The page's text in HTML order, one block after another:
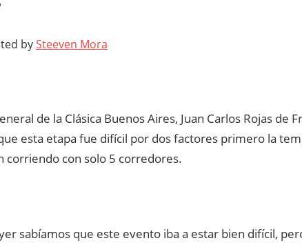
bySteeven Mora
de la Clásica Buenos Aires, Juan Carlos Rojas de
esta etapa fue difícil por dos factores primero la
corriendo con solo 5 corredores.
sabíamos que este evento iba a estar bien difícil,